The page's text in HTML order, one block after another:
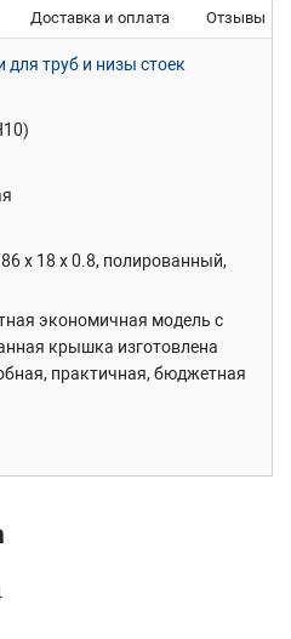
Доставка и оплата Отзывы
труб и низы стоек
х 18 х 0.8, полированный,
экономичная модель с
крышка изготовлена
практичная, бюджетная